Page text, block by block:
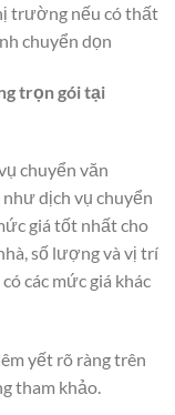
trường nếu có thất
chuyển dọn
trọn gói tại
chuyển văn
dịch vụ chuyển
giá tốt nhất cho
số lượng và vị trí
các mức giá khác
yết rõ ràng trên
tham khảo.